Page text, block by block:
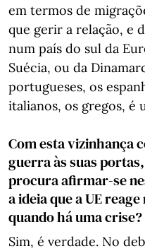
em termos de
que gerir a relação, e
num país do sul da
Suécia, ou da
portugueses, os
italianos, os gregos, é
Com esta vizinhança
guerra às suas
procura afirmar-se
a ideia que a UE
quando há uma crise?
Sim, é verdade. No